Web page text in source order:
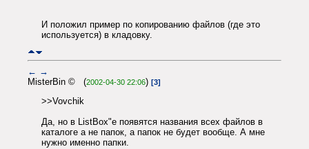
И положил пример по копированию файлов (где это
используется) в кладовку.
← →
MisterBin © (2002-04-30 22:06) [3]
>>Vovchik
Да, но в ListBox"e появятся названия всех файлов в
каталоге а не папок, а папок не будет вообще. А мне
нужно именно папки.